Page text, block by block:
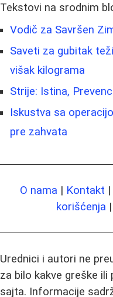
Tekstovi na srodnim
Vodič za Savršen
Saveti za gubitak
višak kilograma
Strije: Istina,
Iskustva sa
pre zahvata
O nama | Kontakt |
korišćenja |
Urednici i autori ne
za bilo kakve greške
sajta. Informacije